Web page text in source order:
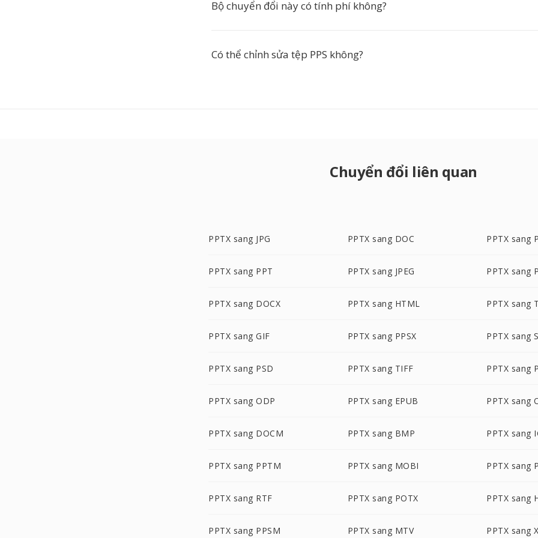
Bộ chuyển đổi này có tính phí không?
Có thể chỉnh sửa tệp PPS không?
Chuyển đổi liên quan
PPTX sang JPG PPTX sang DOC PPTX sang
PPTX sang PPT PPTX sang JPEG PPTX sang
PPTX sang DOCX PPTX sang HTML PPTX sang
PPTX sang GIF PPTX sang PPSX PPTX sang
PPTX sang PSD PPTX sang TIFF PPTX sang
PPTX sang ODP PPTX sang EPUB PPTX sang
PPTX sang DOCM PPTX sang BMP PPTX sang
PPTX sang PPTM PPTX sang MOBI PPTX sang
PPTX sang RTF PPTX sang POTX PPTX sang
PPTX sang PPSM PPTX sang MTV PPTX sang